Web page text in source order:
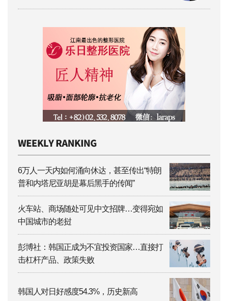
6万人一天内如何涌向休达，甚至传出“特朗
普和内塔尼亚胡是幕后黑手的传闻”
火车站、商场随处可见中文招牌…变得宛如
中国城市的老挝
彭博社：韩国正成为不宜投资国家…直接打
击杠杆产品、政策失败
韩国人对日好感度54.3%，历史新高